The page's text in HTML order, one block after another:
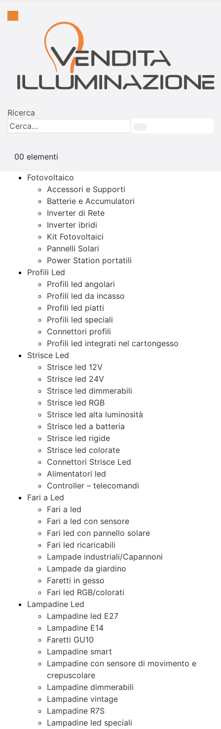
Ricerca
00 elementi
Fotovoltaico
Accessori e Supporti
Batterie e Accumulatori
Inverter di Rete
Inverter ibridi
Kit Fotovoltaici
Pannelli Solari
Power Station portatili
Profili Led
Profili led angolari
Profili led da incasso
Profili led piatti
Profili led speciali
Connettori profili
Profili led integrati nel cartongesso
Strisce Led
Strisce led 12V
Strisce led 24V
Strisce led dimmerabili
Strisce led RGB
Strisce led alta luminosità
Strisce led a batteria
Strisce led rigide
Strisce led colorate
Connettori Strisce Led
Alimentatori led
Controller – telecomandi
Fari a Led
Fari a led
Fari a led con sensore
Fari led con pannello solare
Fari led ricaricabili
Lampade industriali/Capannoni
Lampade da giardino
Faretti in gesso
Fari led RGB/colorati
Lampadine Led
Lampadine led E27
Lampadine E14
Faretti GU10
Lampadine smart
Lampadine con sensore di movimento e
crepuscolare
Lampadine dimmerabili
Lampadine vintage
Lampadine R7S
Lampadine led speciali